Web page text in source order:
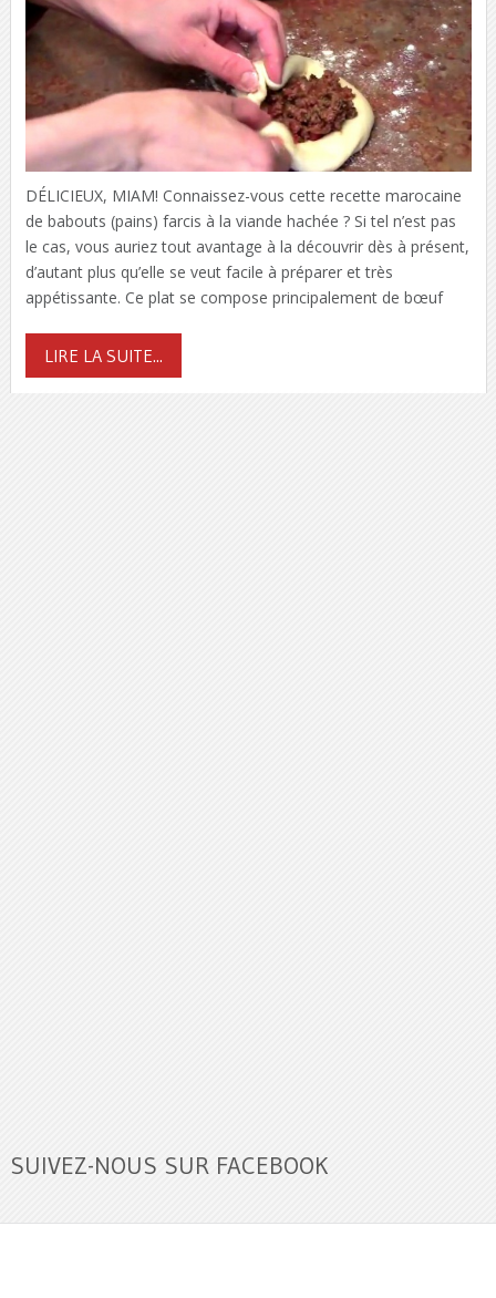
DÉLICIEUX, MIAM! Connaissez-vous cette recette marocaine
de babouts (pains) farcis à la viande hachée ? Si tel n’est pas
le cas, vous auriez tout avantage à la découvrir dès à présent,
d’autant plus qu’elle se veut facile à préparer et très
appétissante. Ce plat se compose principalement de bœuf
LIRE LA SUITE...
SUIVEZ-NOUS SUR FACEBOOK